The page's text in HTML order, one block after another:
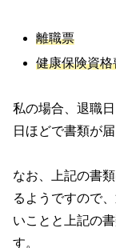
離職票
健康保険資
私の場合、退職
日ほどで書類が届
なお、上記の書
るようですので
いことと上記の
す。